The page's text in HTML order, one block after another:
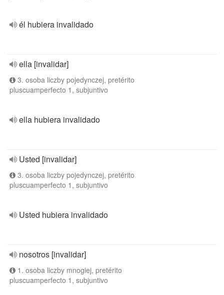
él hubiera invalidado
ella [invalidar]
3. osoba liczby pojedynczej, pretérito
pluscuamperfecto 1, subjuntivo
ella hubiera invalidado
Usted [invalidar]
3. osoba liczby pojedynczej, pretérito
pluscuamperfecto 1, subjuntivo
Usted hubiera invalidado
nosotros [invalidar]
1. osoba liczby mnogiej, pretérito
pluscuamperfecto 1, subjuntivo